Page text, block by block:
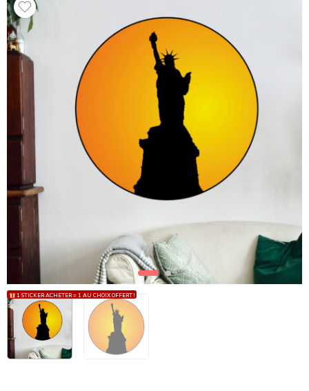
1 STICKER ACHETER = 1 AU CHOIX OFFERT !